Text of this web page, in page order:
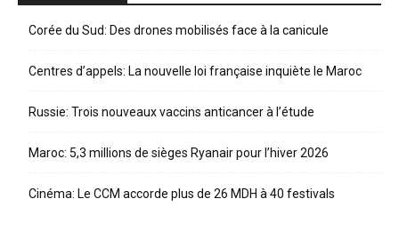
Corée du Sud: Des drones mobilisés face à la canicule
Centres d’appels: La nouvelle loi française inquiète le Maroc
Russie: Trois nouveaux vaccins anticancer à l’étude
Maroc: 5,3 millions de sièges Ryanair pour l’hiver 2026
Cinéma: Le CCM accorde plus de 26 MDH à 40 festivals